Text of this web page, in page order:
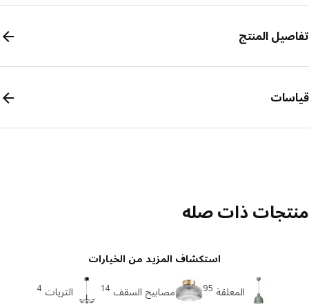
المنتج
ذات صله
استكشاف المزيد من الخيارات
المعلقة 95 مصابيح السقف 14 الثريات 4